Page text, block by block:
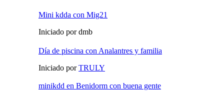
Mini kdda con Mig21
Iniciado por dmb
Día de piscina con Analantres y familia
Iniciado porTRULY
minikdd en Benidorm con buena gente